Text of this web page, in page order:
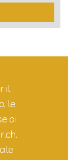
il
le
ai